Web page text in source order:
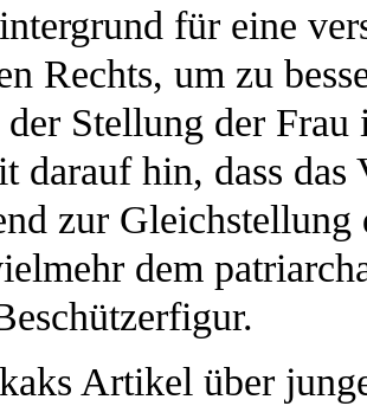
für eine
Rechts, um zu
der Stellung der
darauf hin, dass das
zur Gleichstellung
dem
Artikel über